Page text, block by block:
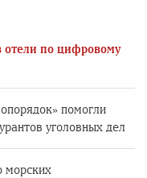
отели по цифровому
помогли
уголовных дел
морских